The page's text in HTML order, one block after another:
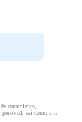
tratamiento,
así como a la